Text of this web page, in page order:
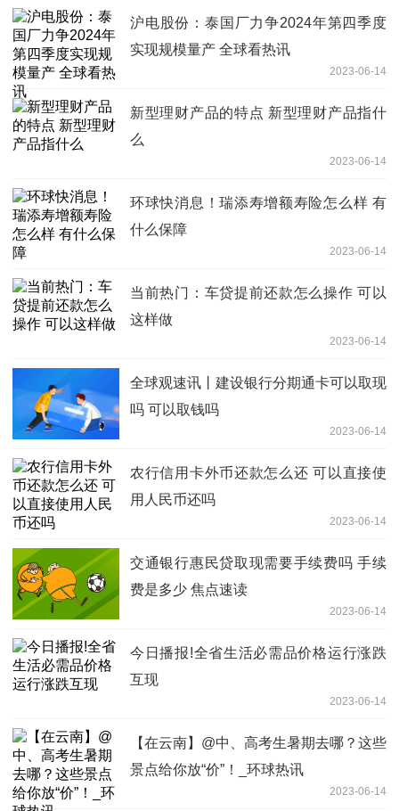
沪电股份：泰国厂力争2024年第四季度
实现规模量产 全球看热讯
2023-06-14
新型理财产品的特点 新型理财产品指什
么
2023-06-14
环球快消息！瑞添寿增额寿险怎么样 有
什么保障
2023-06-14
当前热门：车贷提前还款怎么操作 可以
这样做
2023-06-14
全球观速讯丨建设银行分期通卡可以取现
吗 可以取钱吗
2023-06-14
农行信用卡外币还款怎么还 可以直接使
用人民币还吗
2023-06-14
交通银行惠民贷取现需要手续费吗 手续
费是多少 焦点速读
2023-06-14
今日播报!全省生活必需品价格运行涨跌
互现
2023-06-14
【在云南】@中、高考生暑期去哪？这些
景点给你放“价”！_环球热讯
2023-06-14